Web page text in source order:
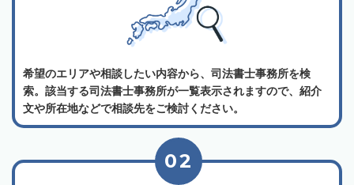
希望のエリアや相談したい内容から、司法書士事務所を検
索。該当する司法書士事務所が一覧表示されますので、紹介
文や所在地などで相談先をご検討ください。
02